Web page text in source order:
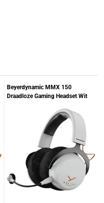
Beyerdynamic MMX 150
Draadloze Gaming Headset Wit